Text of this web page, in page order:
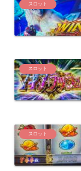
スロット
スロット
スロット